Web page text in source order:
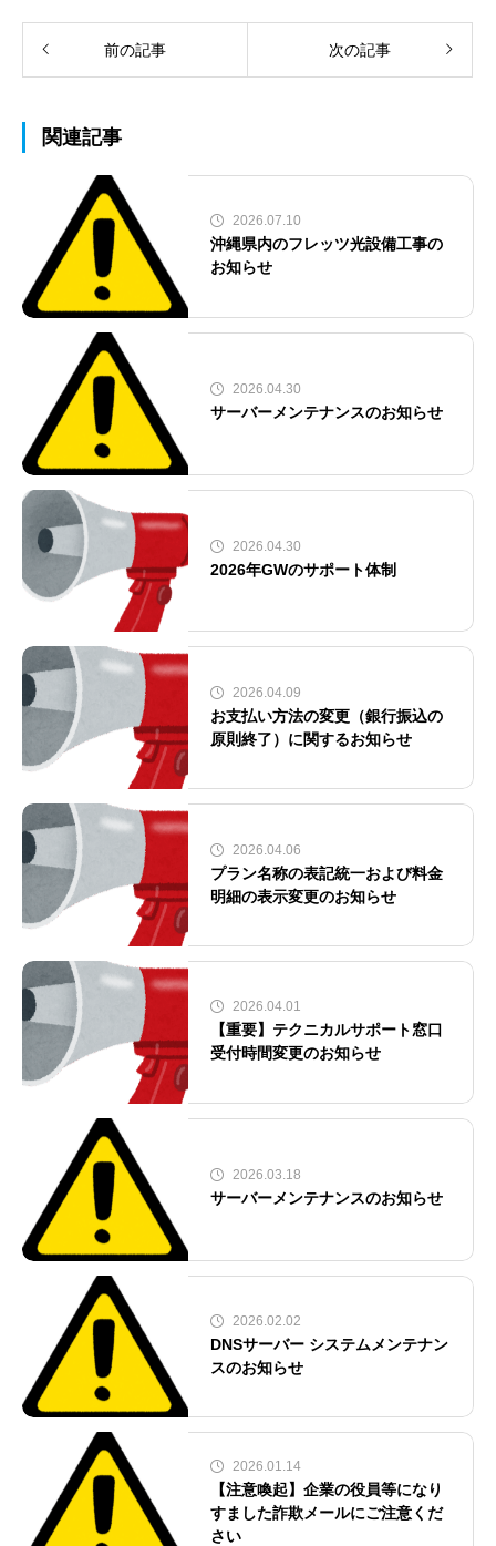
前の記事 次の記事
関連記事
2026.07.10
沖縄県内のフレッツ光設備工事の
お知らせ
2026.04.30
サーバーメンテナンスのお知らせ
2026.04.30
2026年GWのサポート体制
2026.04.09
お支払い方法の変更（銀行振込の
原則終了）に関するお知らせ
2026.04.06
プラン名称の表記統一および料金
明細の表示変更のお知らせ
2026.04.01
【重要】テクニカルサポート窓口
受付時間変更のお知らせ
2026.03.18
サーバーメンテナンスのお知らせ
2026.02.02
DNSサーバー システムメンテナン
スのお知らせ
2026.01.14
【注意喚起】企業の役員等になり
すました詐欺メールにご注意くだ
さい